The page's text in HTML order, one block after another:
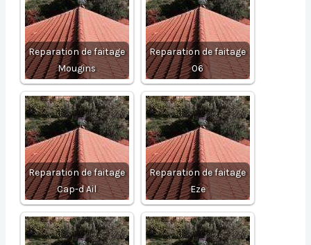
Reparation de faitage
Mougins
Reparation de faitage
06
Reparation de faitage
Cap-d Ail
Reparation de faitage
Eze